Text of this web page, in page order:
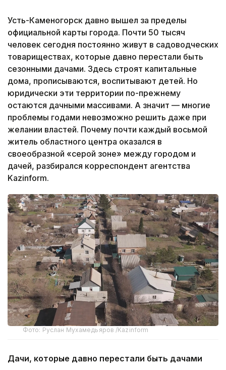
Усть-Каменогорск давно вышел за пределы
официальной карты города. Почти 50 тысяч
человек сегодня постоянно живут в садоводческих
товариществах, которые давно перестали быть
сезонными дачами. Здесь строят капитальные
дома, прописываются, воспитывают детей. Но
юридически эти территории по-прежнему
остаются дачными массивами. А значит — многие
проблемы годами невозможно решить даже при
желании властей. Почему почти каждый восьмой
житель областного центра оказался в
своеобразной «серой зоне» между городом и
дачей, разбирался корреспондент агентства
Kazinform.
Фото: Руслан Мухамедьяров /Kazinform
Дачи, которые давно перестали быть дачами